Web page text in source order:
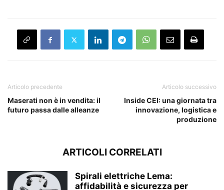
Articolo precedente
Maserati non è in vendita: il
futuro passa dalle alleanze
Articolo successivo
Inside CEI: una giornata tra
innovazione, logistica e
produzione
ARTICOLI CORRELATI
Spirali elettriche Lema:
affidabilità e sicurezza per